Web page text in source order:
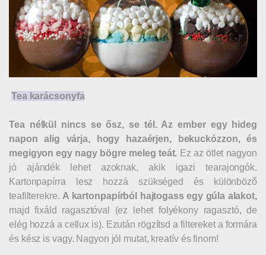
Tea karácsonyfa
Tea nélkül nincs se ősz, se tél. Az ember egy hideg
napon alig várja, hogy hazaérjen, bekuckózzon, és
megigyon egy nagy bögre meleg teát. Ez az ötlet nagyon
jó ajándék lehet azoknak, akik igazi tearajongók.
Kartonpapírra lesz hozzá szükséged és különböző
teafilterekre. A kartonpapírból hajtogass egy gúla alakot,
majd fixáld ragasztóval (ez lehet folyékony ragasztó, de
elég hozzá a cellux is). Ezután rögzítsd a filtereket a formára
és kész is vagy. Nagyon jól mutat, kreatív és finom!